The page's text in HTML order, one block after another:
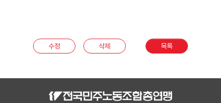
수정 삭제 목록